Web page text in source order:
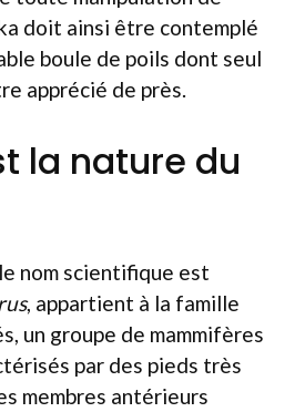
doit ainsi être contemplé
boule de poils dont seul
apprécié de près.
la nature du
nom scientifique est
, appartient à la famille
un groupe de mammifères
par des pieds très
membres antérieurs